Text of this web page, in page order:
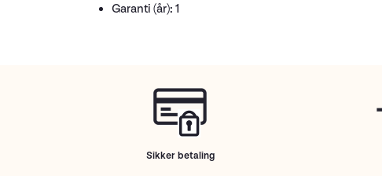
Garanti (år): 1
Sikker betaling